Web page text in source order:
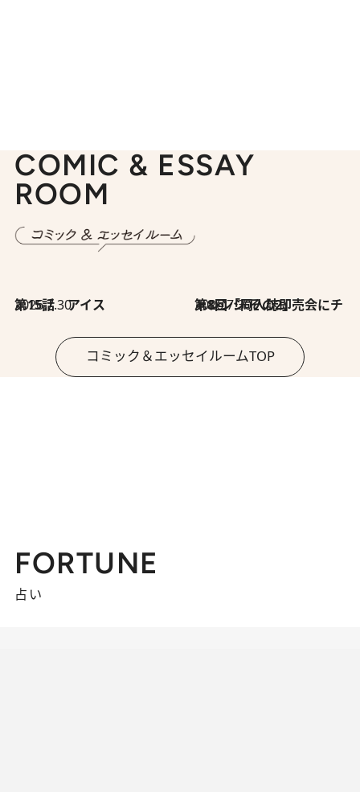
COMIC & ESSAY
ROOM
2026.7.30
第15話 アイス 2026.7.30
第8回「同人誌即売会にチャレンジ その2」
コミック＆エッセイルームTOP
FORTUNE
占い